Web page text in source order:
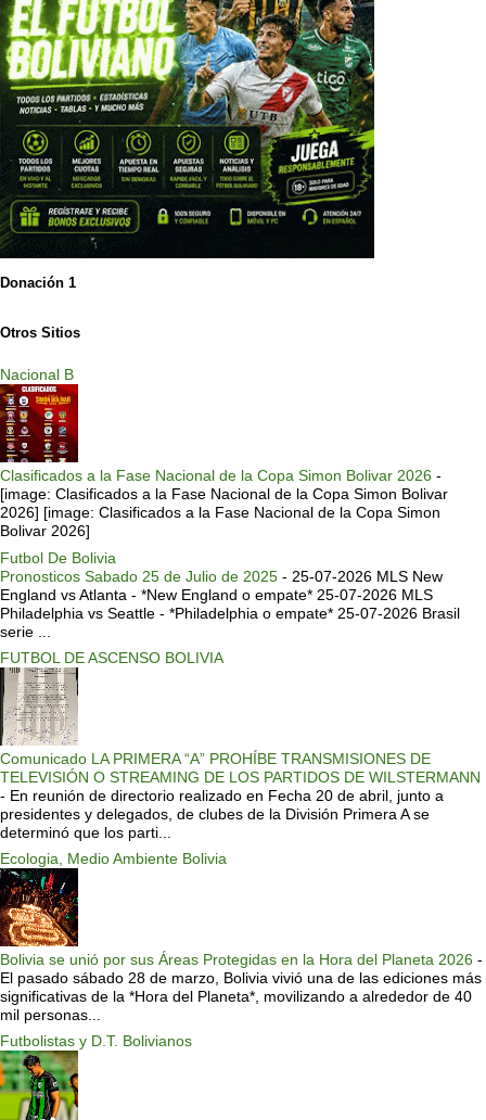
Donación 1
Otros Sitios
Nacional B
Clasificados a la Fase Nacional de la Copa Simon Bolivar 2026 -
[image: Clasificados a la Fase Nacional de la Copa Simon Bolivar
2026] [image: Clasificados a la Fase Nacional de la Copa Simon
Bolivar 2026]
Futbol De Bolivia
Pronosticos Sabado 25 de Julio de 2025 - 25-07-2026 MLS New
England vs Atlanta - *New England o empate* 25-07-2026 MLS
Philadelphia vs Seattle - *Philadelphia o empate* 25-07-2026 Brasil
serie ...
FUTBOL DE ASCENSO BOLIVIA
Comunicado LA PRIMERA “A” PROHÍBE TRANSMISIONES DE
TELEVISIÓN O STREAMING DE LOS PARTIDOS DE WILSTERMANN
- En reunión de directorio realizado en Fecha 20 de abril, junto a
presidentes y delegados, de clubes de la División Primera A se
determinó que los parti...
Ecologia, Medio Ambiente Bolivia
Bolivia se unió por sus Áreas Protegidas en la Hora del Planeta 2026 -
El pasado sábado 28 de marzo, Bolivia vivió una de las ediciones más
significativas de la *Hora del Planeta*, movilizando a alrededor de 40
mil personas...
Futbolistas y D.T. Bolivianos